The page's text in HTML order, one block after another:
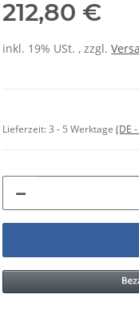
212,80 €
inkl. 19% USt. , zzgl.
Lieferzeit:3 - 5 Werktage(DE